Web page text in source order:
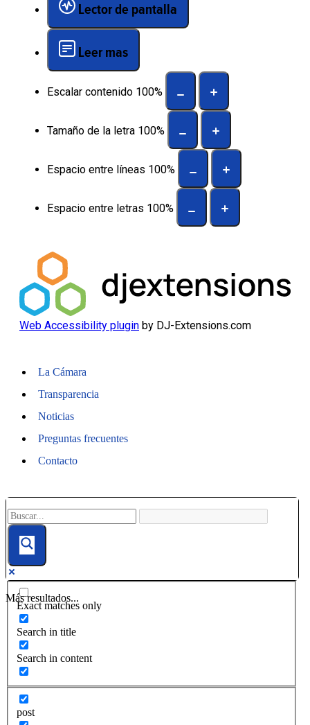
Lector de pantalla
Leer mas
Escalar contenido 100%
Tamaño de la letra 100%
Espacio entre líneas 100%
Espacio entre letras 100%
Web Accessibility plugin by DJ-Extensions.com
La Cámara
Transparencia
Noticias
Preguntas frecuentes
Contacto
Más resultados...
Exact matches only
Search in title
Search in content
post